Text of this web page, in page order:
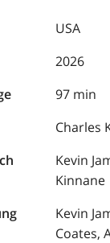
USA
2026
97 min
Charles
Kevin
Kinnane
Kevin
Coates,